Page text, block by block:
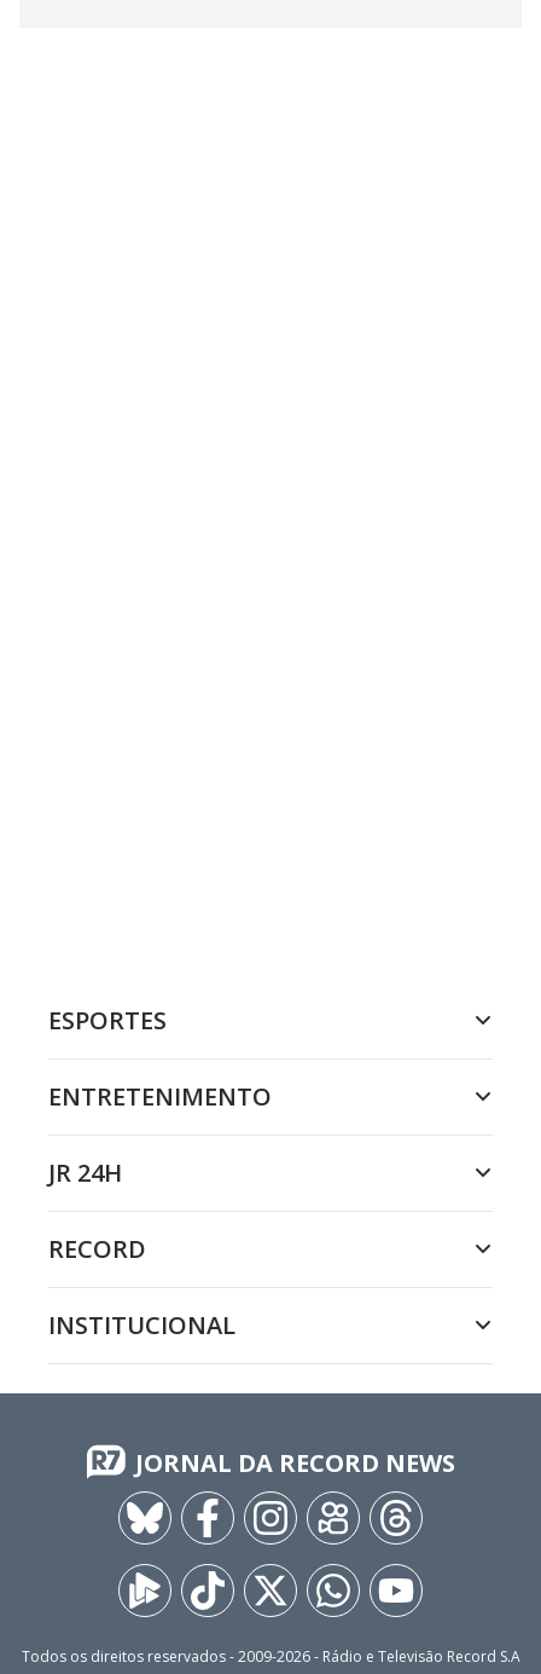
ESPORTES
ENTRETENIMENTO
JR 24H
RECORD
INSTITUCIONAL
JORNAL DA RECORD NEWS
Todos os direitos reservados - 2009-2026- Rádio e Televisão Record S.A